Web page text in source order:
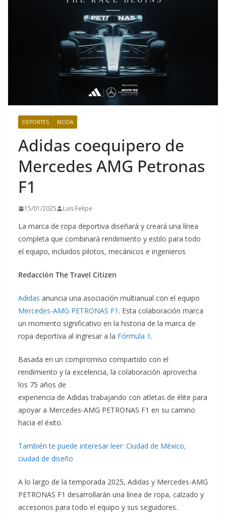
DEPORTES MODA
Adidas coequipero de
Mercedes AMG Petronas
F1
15/01/2025 Luis Felipe
La marca de ropa deportiva diseñará y creará una línea
completa que combinará rendimiento y estilo para todo
el equipo, incluidos pilotos, mecánicos e ingenieros
Redacción The Travel Citizen
Adidas anuncia una asociación multianual con el equipo
Mercedes-AMG PETRONAS F1 . Esta colaboración marca
un momento significativo en la historia de la marca de
ropa deportiva al ingresar a la Fórmula 1 .
Basada en un compromiso compartido con el
rendimiento y la excelencia, la colaboración aprovecha
los 75 años de
experiencia de Adidas trabajando con atletas de élite para
apoyar a Mercedes-AMG PETRONAS F1 en su camino
hacia el éxito.
También te puede interesar leer: Ciudad de México,
ciudad de diseño
A lo largo de la temporada 2025, Adidas y Mercedes-AMG
PETRONAS F1 desarrollarán una línea de ropa, calzado y
accesorios para todo el equipo y sus seguidores.